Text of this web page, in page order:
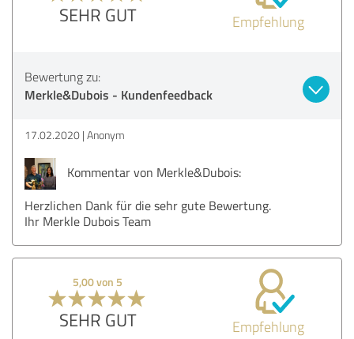
SEHR GUT Empfehlung
Bewertung zu:
Merkle&Dubois - Kundenfeedback
17.02.2020 Anonym
Kommentar von Merkle&Dubois:
Herzlichen Dank für die sehr gute Bewertung.
Ihr Merkle Dubois Team
5,00 von 5
SEHR GUT Empfehlung